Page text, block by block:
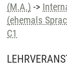
(M.A.) ->
(ehemals
C1